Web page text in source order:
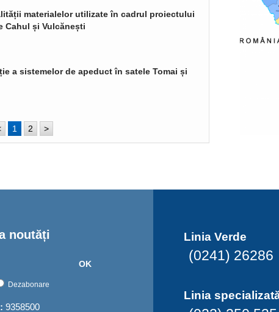
materialelor utilizate în cadrul proiectului
Cahul și Vulcănești
a sistemelor de apeduct în satele Tomai și
1 2 >
noutăți
OK
Dezabonare
9358500
Linia Verde
(0241) 26286
Linia